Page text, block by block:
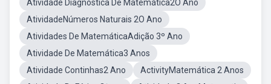
Atividade Diagnóstica De Matemática2O Ano
AtividadeNúmeros Naturais 2O Ano
Atividades De MatemáticaAdição 3º Ano
Atividade De Matemática3 Anos
Atividade Continhas2 Ano
ActivityMatemática 2 Anos